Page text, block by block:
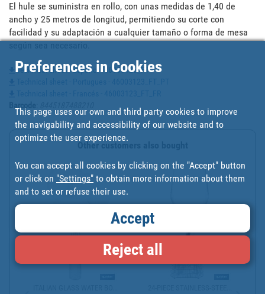
El hule se suministra en rollo, con unas medidas de 1,40 de
ancho y 25 metros de longitud, permitiendo su corte con
facilidad y su adaptación a cualquier tamaño o forma de mesa
Technical sheet - Español - 46003123_FT
Other customers also bought
VAJILLA DE PORCELANA ES... PACK OF 6 TUMBLER GLASS...
Preferences in Cookies
This page uses our own and third party cookies to improve
the navigability and accessibility of our website and to
optimize the user experience.
You can accept all cookies by clicking on the "Accept" button
or click on "Settings" to obtain more information about them
and to set or refuse their use.
Accept
Reject all